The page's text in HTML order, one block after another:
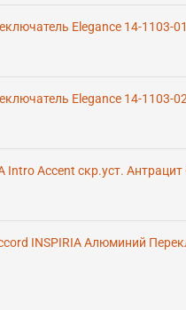
Elegance 14-1103-
Elegance 14-1103-
Accent скр.уст. Антрацит
INSPIRIA Алюминий